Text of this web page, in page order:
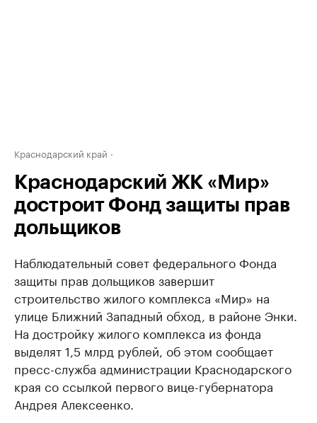
Краснодарский край
Краснодарский ЖК «Мир»
достроит Фонд защиты прав
дольщиков
Наблюдательный совет федерального Фонда
защиты прав дольщиков завершит
строительство жилого комплекса «Мир» на
улице Ближний Западный обход, в районе Энки.
На достройку жилого комплекса из фонда
выделят 1,5 млрд рублей, об этом сообщает
пресс-служба администрации Краснодарского
края со ссылкой первого вице-губернатора
Андрея Алексеенко.